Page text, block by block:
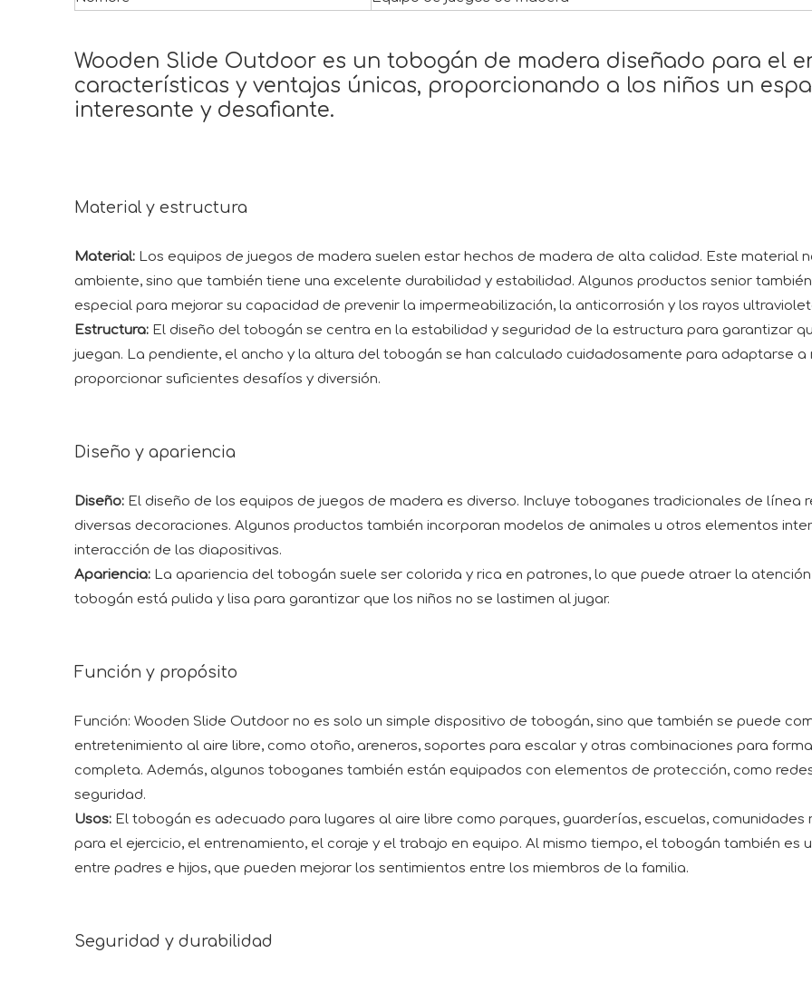
Wooden Slide Outdoor es un tobogán de madera diseñado para el
características y ventajas únicas, proporcionando a los niños un
interesante y desafiante.
Material y estructura
Material: Los equipos de juegos de madera suelen estar hechos de madera de alta calidad. Este material
ambiente, sino que también tiene una excelente durabilidad y estabilidad. Algunos productos senior
especial para mejorar su capacidad de prevenir la impermeabilización, la anticorrosión y los rayos
Estructura: El diseño del tobogán se centra en la estabilidad y seguridad de la estructura para garantizar
juegan. La pendiente, el ancho y la altura del tobogán se han calculado cuidadosamente para adaptarse
proporcionar suficientes desafíos y diversión.
Diseño y apariencia
Diseño: El diseño de los equipos de juegos de madera es diverso. Incluye toboganes tradicionales de
diversas decoraciones. Algunos productos también incorporan modelos de animales u otros elementos
interacción de las diapositivas.
Apariencia: La apariencia del tobogán suele ser colorida y rica en patrones, lo que puede atraer la
tobogán está pulida y lisa para garantizar que los niños no se lastimen al jugar.
Función y propósito
Función: Wooden Slide Outdoor no es solo un simple dispositivo de tobogán, sino que también se puede
entretenimiento al aire libre, como otoño, areneros, soportes para escalar y otras combinaciones para
completa. Además, algunos toboganes también están equipados con elementos de protección, como
seguridad.
Usos: El tobogán es adecuado para lugares al aire libre como parques, guarderías, escuelas, comunidades
para el ejercicio, el entrenamiento, el coraje y el trabajo en equipo. Al mismo tiempo, el tobogán también es
entre padres e hijos, que pueden mejorar los sentimientos entre los miembros de la familia.
Seguridad y durabilidad